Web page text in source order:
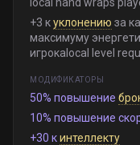
+3 куклонению за
максимуму
игрокаlocal level
МОДИФИКАТОРЫ
50% повышение
10% повышение
+30 кинтеллекту